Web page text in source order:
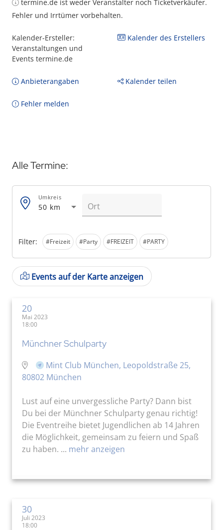
termine.de ist weder Veranstalter noch Ticketverkäufer.
Fehler und Irrtümer vorbehalten.
Kalender-Ersteller:
Veranstaltungen und
Events termine.de
Kalender des Erstellers
Anbieterangaben Kalender teilen
Fehler melden
Alle Termine:
Filter: #Freizeit #Party #FREIZEIT #PARTY
50 km
Umkreis
Events auf der Karte anzeigen
20
Mai 2023
18:00
Münchner Schulparty
Mint Club München, Leopoldstraße 25,
80802 München
Lust auf eine unvergessliche Party? Dann bist
Du bei der Münchner Schulparty genau richtig!
Die Eventreihe bietet Jugendlichen ab 14 Jahren
die Möglichkeit, gemeinsam zu feiern und Spaß
zu haben. ... mehr anzeigen
30
Juli 2023
18:00